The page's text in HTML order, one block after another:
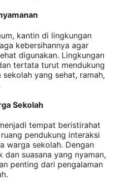
kantin di lingkungan
kebersihannya agar
digunakan. Lingkungan
tertata turut mendukung
yang sehat, ramah,
Sekolah
tempat beristirahat
pendukung interaksi
warga sekolah. Dengan
dan suasana yang nyaman,
penting dari pengalaman